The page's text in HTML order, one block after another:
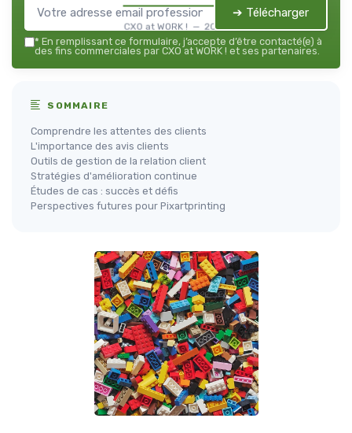
CXO at WORK ! — 2026
➔ Télécharger
* En remplissant ce formulaire, j’accepte d’être contacté(e) à
des fins commerciales par CXO at WORK ! et ses partenaires.
SOMMAIRE
Comprendre les attentes des clients
L'importance des avis clients
Outils de gestion de la relation client
Stratégies d'amélioration continue
Études de cas : succès et défis
Perspectives futures pour Pixartprinting